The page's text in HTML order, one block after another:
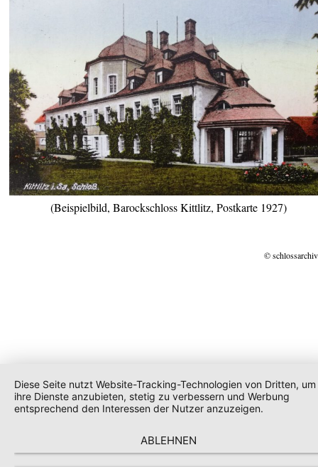
(Beispielbild, Barockschloss Kittlitz, Postkarte 1927)
©
Diese Seite nutzt Website-Tracking-Technologien von Dritten, um
ihre Dienste anzubieten, stetig zu verbessern und Werbung
entsprechend den Interessen der Nutzer anzuzeigen.
ABLEHNEN